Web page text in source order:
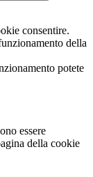
consentire.
della
potete
essere
della cookie